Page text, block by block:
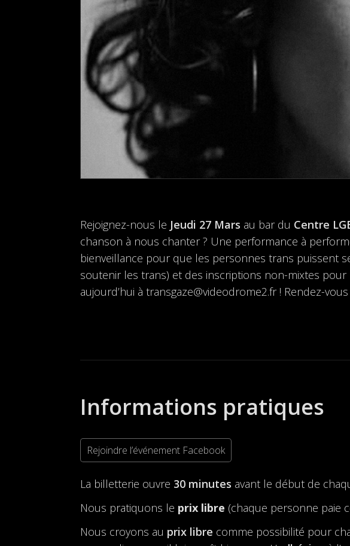
Rejoignez-nous le Jeudi 27 Mars au bar du Centre
chanson à nous chanter ? Une performance à
bienveillance pour que les personnes trans puissent
soutenir les trans) et des inscriptions non-mixtes
aujourd’hui à transgaze@videodrome2.fr ! Rendez-
Informations pratiques
Rejoindre l’événement Facebook
La billetterie ouvre 30 minutes avant le début de
Nous pratiquons le prix libre (chaque personne paie
Nous croyons au prix libre comme possibilité pour